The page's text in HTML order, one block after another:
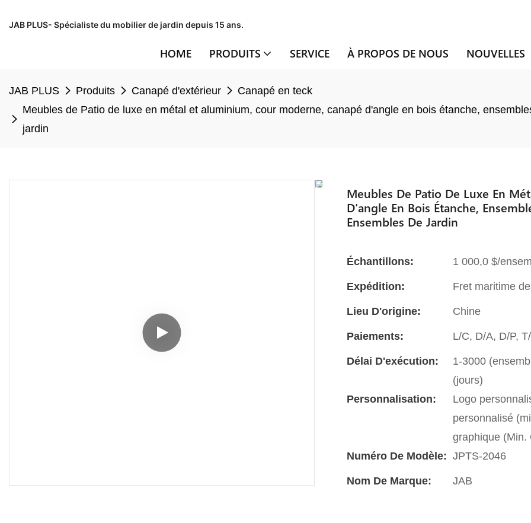
JAB PLUS- Spécialiste du mobilier de jardin depuis 15 ans.
HOME PRODUITS SERVICE À PROPOS DE NOUS NOUVELLES
JAB PLUS Produits Canapé d'extérieur
Canapé en teck
Meubles de Patio de luxe en métal et aluminium, cour moderne, canapé d'angle en bois étanche,
jardin
Meubles De Patio De Luxe En
D'angle En Bois Étanche,
Ensembles De Jardin
Échantillons: 1 000,0 $/
Expédition: Fret maritime
Lieu D'origine: Chine
Paiements: L/C, D/A, D/P,
Délai D'exécution:
1-3000
(jours)
Personnalisation:
Logo
personnalisé
graphique (Min.
Numéro De Modèle: JPTS-2046
Nom De Marque: JAB